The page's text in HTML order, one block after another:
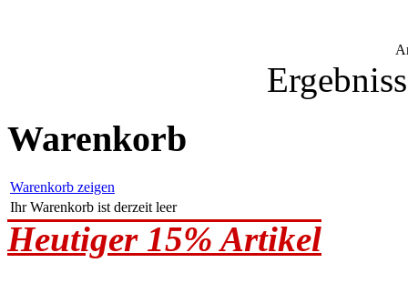
Warenkorb
Warenkorb zeigen
Ihr Warenkorb ist derzeit leer
Heutiger 15% Artikel